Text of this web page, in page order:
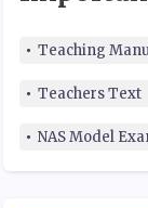
Teaching
Teachers Text
NAS Model